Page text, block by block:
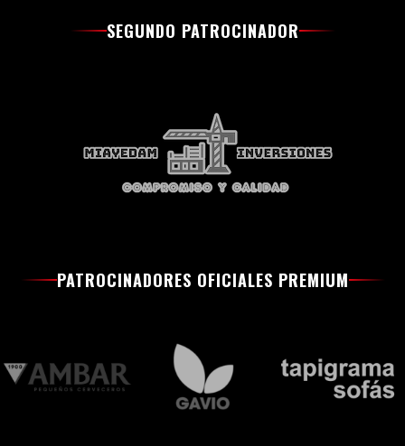
SEGUNDO PATROCINADOR
PATROCINADORES OFICIALES PREMIUM